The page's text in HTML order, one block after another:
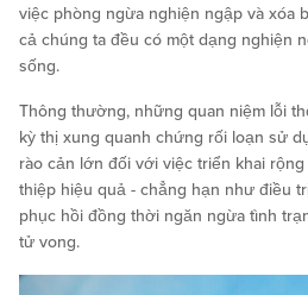
việc phòng ngừa nghiện ngập và xóa
cả chúng ta đều có một dạng nghiện
sống.
Thông thường, những quan niệm lỗi
kỳ thị xung quanh chứng rối loạn sử
rào cản lớn đối với việc triển khai
thiệp hiệu quả - chẳng hạn như điều
phục hồi đồng thời ngăn ngừa tình
tử vong.